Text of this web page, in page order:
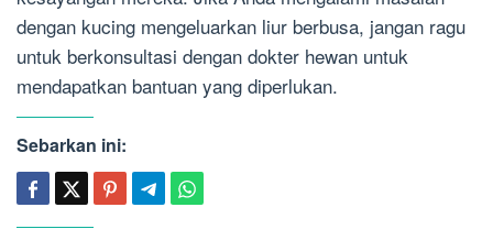
dengan kucing mengeluarkan liur berbusa, jangan ragu
untuk berkonsultasi dengan dokter hewan untuk
mendapatkan bantuan yang diperlukan.
Sebarkan ini: